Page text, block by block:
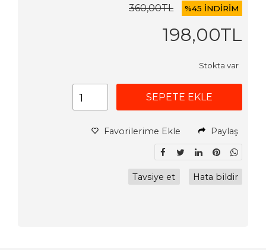
360,00TL %45 İNDİRİM
198,00TL
Stokta var
SEPETE EKLE
Favorilerime Ekle Paylaş
Tavsiye et Hata bildir